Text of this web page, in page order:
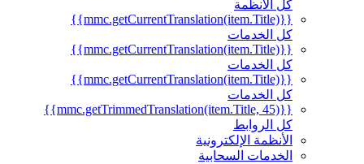
كل الأنظمة
{{mmc.getCurrentTranslation(item.Title)}}
كل الخدمات
{{mmc.getCurrentTranslation(item.Title)}}
كل الخدمات
{{mmc.getCurrentTranslation(item.Title)}}
كل الخدمات
{{mmc.getTrimmedTranslation(item.Title, 45)}}
كل الروابط
الأنظمة الإلكترونية
الخدمات السحابية